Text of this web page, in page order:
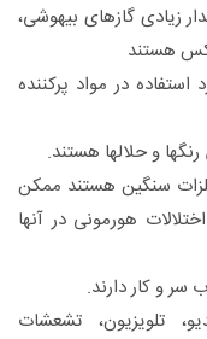
زیادی گازهای بیهوشی،
هستند
در مواد پرکننده
و حلالها هستند.
سنگین هستند ممکن
هورمونی در آنها
سر و کار دارند.
تلویزیون، تشعشات